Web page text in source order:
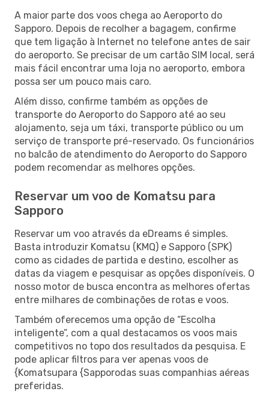
A maior parte dos voos chega ao Aeroporto do
Sapporo. Depois de recolher a bagagem, confirme
que tem ligação à Internet no telefone antes de sair
do aeroporto. Se precisar de um cartão SIM local, será
mais fácil encontrar uma loja no aeroporto, embora
possa ser um pouco mais caro.
Além disso, confirme também as opções de
transporte do Aeroporto do Sapporo até ao seu
alojamento, seja um táxi, transporte público ou um
serviço de transporte pré-reservado. Os funcionários
no balcão de atendimento do Aeroporto do Sapporo
podem recomendar as melhores opções.
Reservar um voo de Komatsu para
Sapporo
Reservar um voo através da eDreams é simples.
Basta introduzir Komatsu (KMQ) e Sapporo (SPK)
como as cidades de partida e destino, escolher as
datas da viagem e pesquisar as opções disponíveis. O
nosso motor de busca encontra as melhores ofertas
entre milhares de combinações de rotas e voos.
Também oferecemos uma opção de “Escolha
inteligente”, com a qual destacamos os voos mais
competitivos no topo dos resultados da pesquisa. E
pode aplicar filtros para ver apenas voos de
{Komatsupara {Sapporodas suas companhias aéreas
preferidas.